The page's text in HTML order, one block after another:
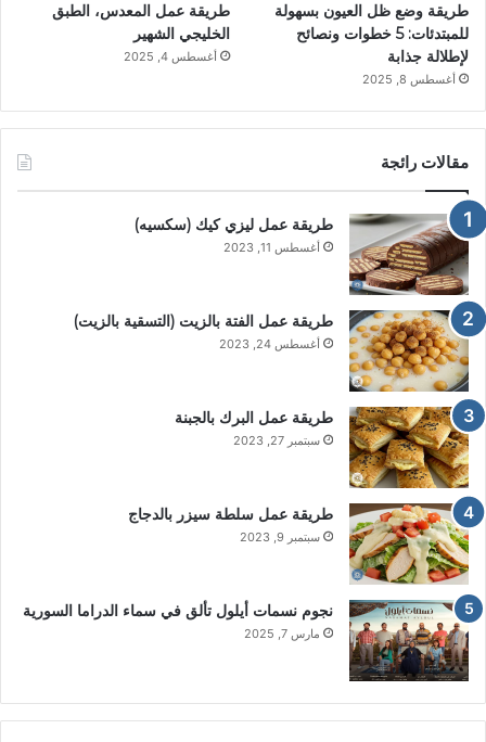
طريقة وضع ظل العيون بسهولة
للمبتدئات: 5 خطوات ونصائح
لإطلالة جذابة
أغسطس 8, 2025
طريقة عمل المعدس، الطبق
الخليجي الشهير
أغسطس 4, 2025
مقالات رائجة
طريقة عمل ليزي كيك (سكسيه)
أغسطس 11, 2023
طريقة عمل الفتة بالزيت (التسقية بالزيت)
أغسطس 24, 2023
طريقة عمل البرك بالجبنة
سبتمبر 27, 2023
طريقة عمل سلطة سيزر بالدجاج
سبتمبر 9, 2023
نجوم نسمات أيلول تألق في سماء الدراما السورية
مارس 7, 2025